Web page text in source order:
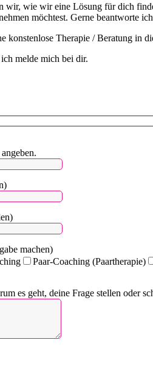
wir, wie wir eine Lösung für dich
möchtest. Gerne beantworte
konstenlose Therapie / Beratung
melde mich bei dir.
machen)
Paar-Coaching (Paartherapie)
es geht, deine Frage stellen oder